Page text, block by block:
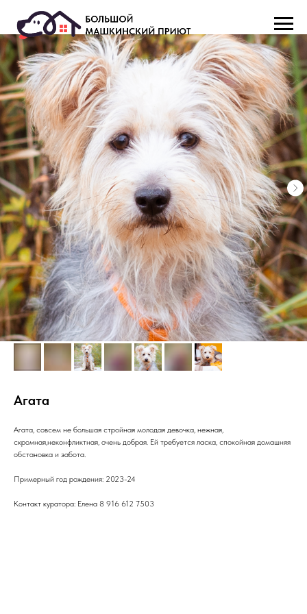
Агата
Агата, совсем не большая стройная молодая девочка, нежная,
скромная,неконфликтная, очень добрая. Ей требуется ласка, спокойная домашняя
обстановка и забота.
Примерный год рождения: 2023-24
Контакт куратора: Елена 8 916 612 7503